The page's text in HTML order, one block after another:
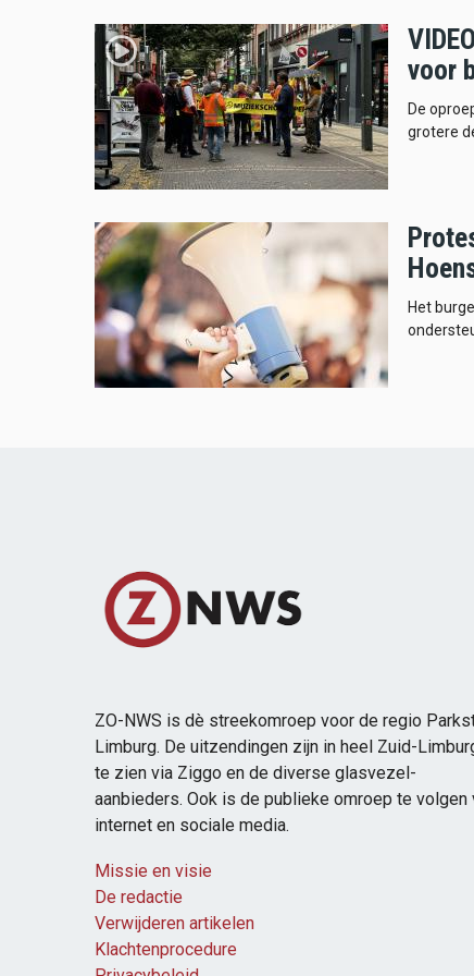
voor
De
grotere
Het
ZO-NWS is dè streekomroep voor de regio
Limburg. De uitzendingen zijn in heel Zuid-
te zien via Ziggo en de diverse glasvezel-
aanbieders. Ook is de publieke omroep te volgen
internet en sociale media.
Missie en visie
De redactie
Verwijderen artikelen
Klachtenprocedure